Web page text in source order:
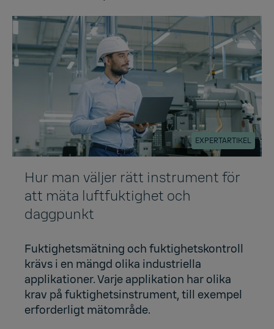
EXPERTARTIKEL
Hur man väljer rätt instrument för
att mäta luftfuktighet och
daggpunkt
Fuktighetsmätning och fuktighetskontroll
krävs i en mängd olika industriella
applikationer. Varje applikation har olika
krav på fuktighetsinstrument, till exempel
erforderligt mätområde.